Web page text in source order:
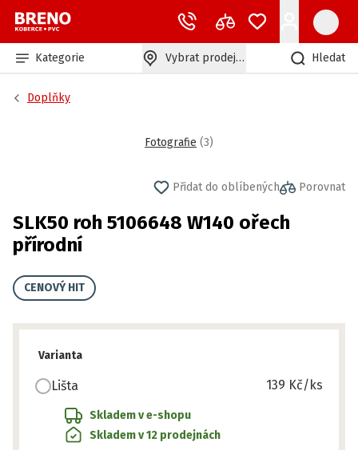
Kategorie Vybrat prodejnu Hledat
Doplňky
Fotografie (3)
Přidat do oblíbených Porovnat
SLK50 roh 5106648 W140 ořech
přírodní
CENOVÝ HIT
Varianta
Lišta 139 Kč/ks
Skladem v e-shopu
Skladem v 12 prodejnách